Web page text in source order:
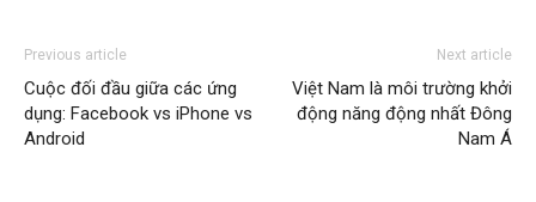
Previous article
Cuộc đối đầu giữa các ứng
dụng: Facebook vs iPhone vs
Android
Next article
Việt Nam là môi trường khởi
động năng động nhất Đông
Nam Á